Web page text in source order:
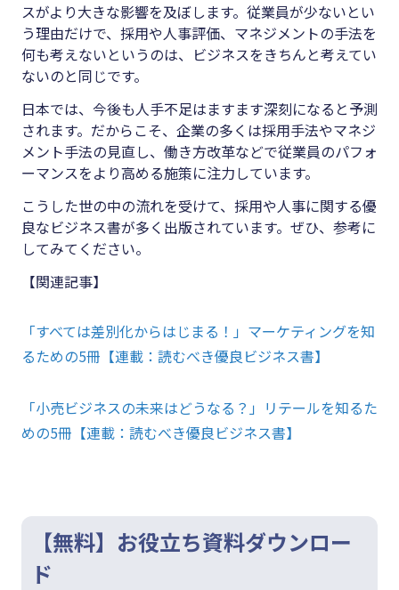
スがより大きな影響を及ぼします。従業員が少ないとい
う理由だけで、採用や人事評価、マネジメントの手法を
何も考えないというのは、ビジネスをきちんと考えてい
ないのと同じです。
日本では、今後も人手不足はますます深刻になると予測
されます。だからこそ、企業の多くは採用手法やマネジ
メント手法の見直し、働き方改革などで従業員のパフォ
ーマンスをより高める施策に注力しています。
こうした世の中の流れを受けて、採用や人事に関する優
良なビジネス書が多く出版されています。ぜひ、参考に
してみてください。
【関連記事】
「すべては差別化からはじまる！」マーケティングを知
るための5冊【連載：読むべき優良ビジネス書】
「小売ビジネスの未来はどうなる？」リテールを知るた
めの5冊【連載：読むべき優良ビジネス書】
【無料】お役立ち資料ダウンロー
ド